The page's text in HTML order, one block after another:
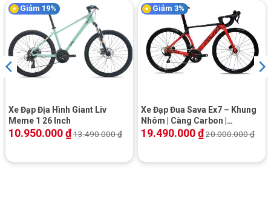
Giảm 19%
Xe Đạp Địa Hình Giant Liv
Meme 1 26 Inch
10.950.000₫13.490.000₫
Giảm 3%
Xe Đạp Đua Sava Ex7 – Khung
Nhôm | Càng Carbon |
Shimano 105 | Phanh Dầu Giá
Rẻ | Khuyến mãi Hot
19.490.000₫20.000.000₫